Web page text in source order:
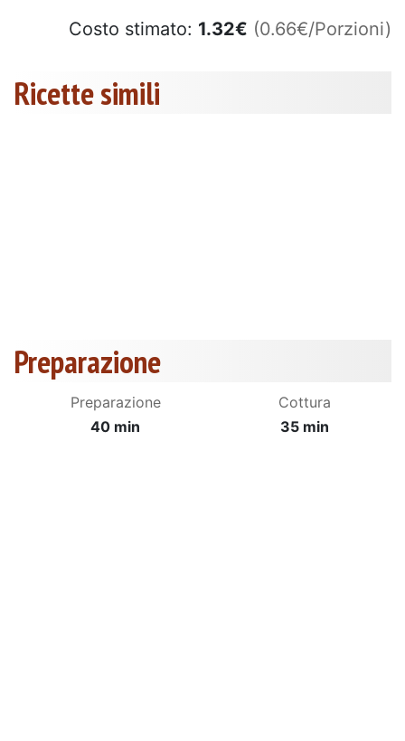
Costo stimato: 1.32€ (0.66€/Porzioni)
Ricette simili
Preparazione
Preparazione
40 min
Cottura
35 min